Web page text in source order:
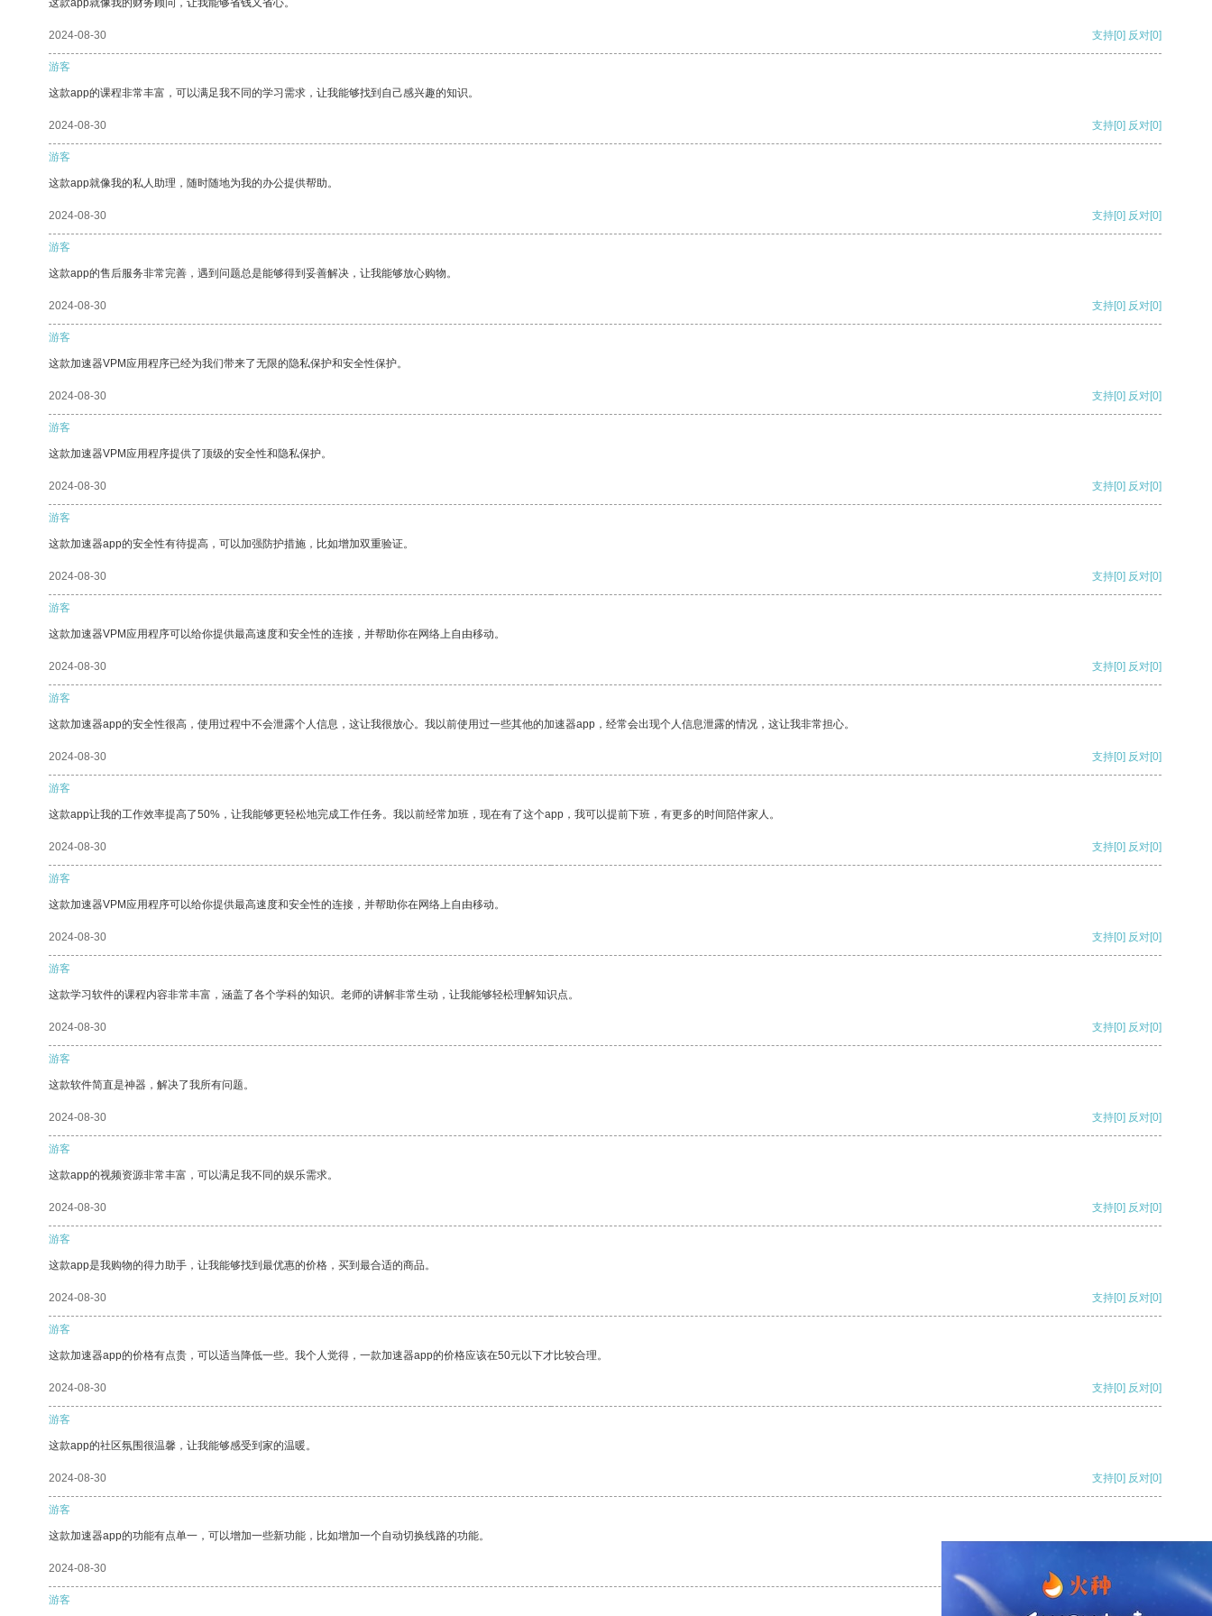
这款app就像我的财务顾问，让我能够省钱又省心。
2024-08-30 支持[0] 反对[0]
游客
这款app的课程非常丰富，可以满足我不同的学习需求，让我能够找到自己感兴趣的知识。
2024-08-30 支持[0] 反对[0]
游客
这款app就像我的私人助理，随时随地为我的办公提供帮助。
2024-08-30 支持[0] 反对[0]
游客
这款app的售后服务非常完善，遇到问题总是能够得到妥善解决，让我能够放心购物。
2024-08-30 支持[0] 反对[0]
游客
这款加速器VPM应用程序已经为我们带来了无限的隐私保护和安全性保护。
2024-08-30 支持[0] 反对[0]
游客
这款加速器VPM应用程序提供了顶级的安全性和隐私保护。
2024-08-30 支持[0] 反对[0]
游客
这款加速器app的安全性有待提高，可以加强防护措施，比如增加双重验证。
2024-08-30 支持[0] 反对[0]
游客
这款加速器VPM应用程序可以给你提供最高速度和安全性的连接，并帮助你在网络上自由移动。
2024-08-30 支持[0] 反对[0]
游客
这款加速器app的安全性很高，使用过程中不会泄露个人信息，这让我很放心。我以前使用过一些其他的加速器app，经常会出现个人信息泄露的情况，这让我非常担心。
2024-08-30 支持[0] 反对[0]
游客
这款app让我的工作效率提高了50%，让我能够更轻松地完成工作任务。我以前经常加班，现在有了这个app，我可以提前下班，有更多的时间陪伴家人。
2024-08-30 支持[0] 反对[0]
游客
这款加速器VPM应用程序可以给你提供最高速度和安全性的连接，并帮助你在网络上自由移动。
2024-08-30 支持[0] 反对[0]
游客
这款学习软件的课程内容非常丰富，涵盖了各个学科的知识。老师的讲解非常生动，让我能够轻松理解知识点。
2024-08-30 支持[0] 反对[0]
游客
这款软件简直是神器，解决了我所有问题。
2024-08-30 支持[0] 反对[0]
游客
这款app的视频资源非常丰富，可以满足我不同的娱乐需求。
2024-08-30 支持[0] 反对[0]
游客
这款app是我购物的得力助手，让我能够找到最优惠的价格，买到最合适的商品。
2024-08-30 支持[0] 反对[0]
游客
这款加速器app的价格有点贵，可以适当降低一些。我个人觉得，一款加速器app的价格应该在50元以下才比较合理。
2024-08-30 支持[0] 反对[0]
游客
这款app的社区氛围很温馨，让我能够感受到家的温暖。
2024-08-30 支持[0] 反对[0]
游客
这款加速器app的功能有点单一，可以增加一些新功能，比如增加一个自动切换线路的功能。
2024-08-30
游客